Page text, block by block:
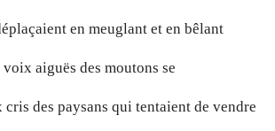
en meuglant et en bêlant
aiguës des moutons se
cris des paysans qui tentaient de vendre